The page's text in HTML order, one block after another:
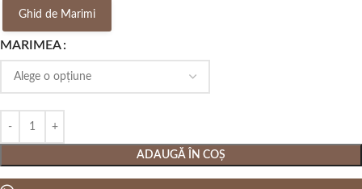
Ghid de Marimi
MARIMEA
ADAUGĂ ÎN COȘ